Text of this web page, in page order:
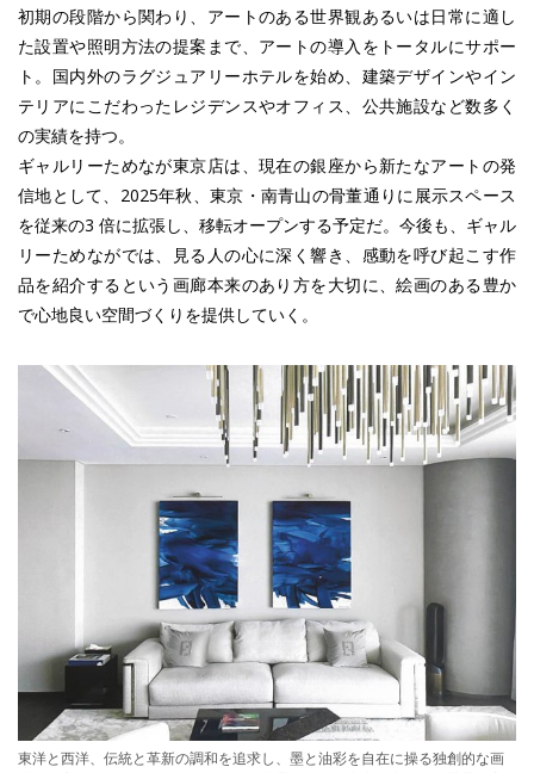
初期の段階から関わり、アートのある世界観あるいは日常に適し
た設置や照明方法の提案まで、アートの導入をトータルにサポー
ト。国内外のラグジュアリーホテルを始め、建築デザインやイン
テリアにこだわったレジデンスやオフィス、公共施設など数多く
の実績を持つ。
ギャルリーためなが東京店は、現在の銀座から新たなアートの発
信地として、2025年秋、東京・南青山の骨董通りに展示スペース
を従来の3 倍に拡張し、移転オープンする予定だ。今後も、ギャル
リーためながでは、見る人の心に深く響き、感動を呼び起こす作
品を紹介するという画廊本来のあり方を大切に、絵画のある豊か
で心地良い空間づくりを提供していく。
東洋と西洋、伝統と革新の調和を追求し、墨と油彩を自在に操る独創的な画